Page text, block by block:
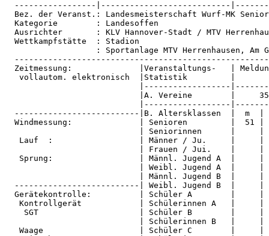
-----------------|---------------------------
Bez. der Veranst.: Landesmeisterschaft
Kategorie        :
Ausrichter       : KLV Hannover-Stadt /
Wettkampfstätte
: Sportanlage MTV
Zeitmessung:              |Veranstaltungs-   |
vollautom. elektronisch  |Statistik         |
|------------------
|A. Vereine        |
|------------------
--------------------------|B. Altersklassen  |  m  |
Windmessung:              | Senioren         |  51 |
| Seniorinnen      |     |
Lauf  :                  | Männer / Ju.     |     |
| Frauen / Jui.    |     |
Sprung:                  | Männl. Jugend A  |     |
| Weibl. Jugend A  |     |
| Männl. Jugend B  |     |
--------------------------| Weibl. Jugend B  |     |
Gerätekontrolle:          | Schüler A        |     |
Kontrollgerät            | Schülerinnen A   |     |
SGT                     | Schüler B        |     |
| Schülerinnen B   |     |
Waage                    | Schüler C        |     |